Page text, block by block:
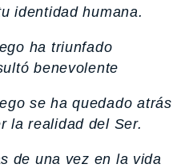
identidad humana.
ha triunfado
benevolente
se ha quedado atrás
la realidad del Ser.
de una vez en la vida